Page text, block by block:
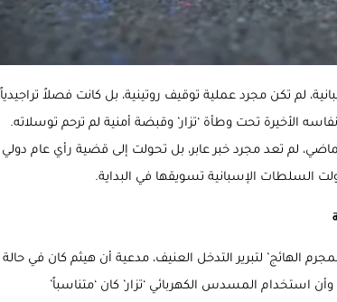
لم تكن مجرد عملية توقيف روتينية، بل كانت فصلاً تراجيدياً
الأخيرة تحت وطأة ‘تزار’ وقبضة أمنية لم ترحم توسلاته.
لم تعد مجرد خبر عابر، بل تحولت إلى قضية رأي عام دولي
السلطات الإسبانية تسويقها في البداية.
الهائج’ لتبرير التدخل العنيف، مدعية أن هيثم كان في حالة
المسدس الكهربائي ‘تزار’ كان ‘متناسباً’